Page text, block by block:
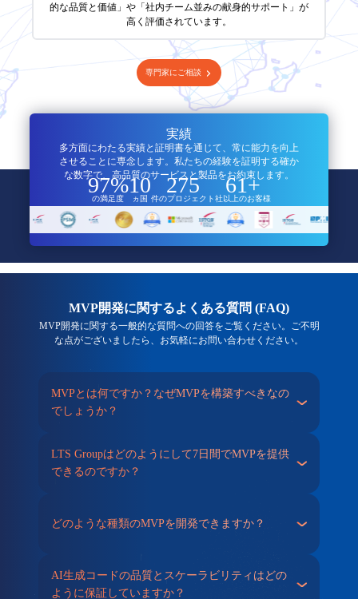
的な品質と価値」や「社内チーム並みの献身的サポート」が
高く評価されています。
専門家にご相談
実績
多方面にわたる実績と証明書を通じて、常に能力を向上
させることに専念します。私たちの経験を証明する確か
な数字で、高品質のサービスと製品をお約束します。
97%
の満足度
10
ヵ国
275
件のプロジェクト
61+
社以上のお客様
MVP開発に関するよくある質問 (FAQ)
MVP開発に関する一般的な質問への回答をご覧ください。ご不明
な点がございましたら、お気軽にお問い合わせください。
MVPとは何ですか？なぜMVPを構築すべきなの
でしょうか？
LTS Groupはどのようにして7日間でMVPを提供
できるのですか？
どのような種類のMVPを開発できますか？
AI生成コードの品質とスケーラビリティはどの
ように保証していますか？